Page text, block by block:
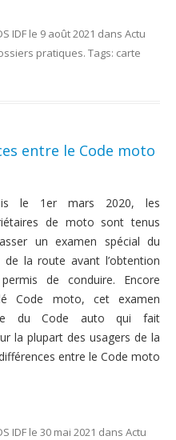
IDF le 9 août 2021 dans Actu
pratiques. Tags: carte
entre le Code moto
le 1er mars 2020, les
de moto sont tenus
un examen spécial du
de la route avant l’obtention
permis de conduire. Encore
Code moto, cet examen
du Code auto qui fait
la plupart des usagers de la
entre le Code moto
IDF le 30 mai 2021 dans Actu